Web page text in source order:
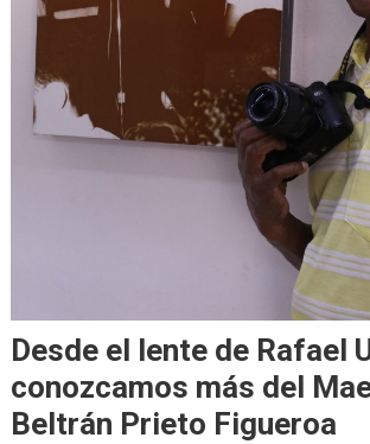
Desde el lente de Rafael
conozcamos más del
Beltrán Prieto Figueroa